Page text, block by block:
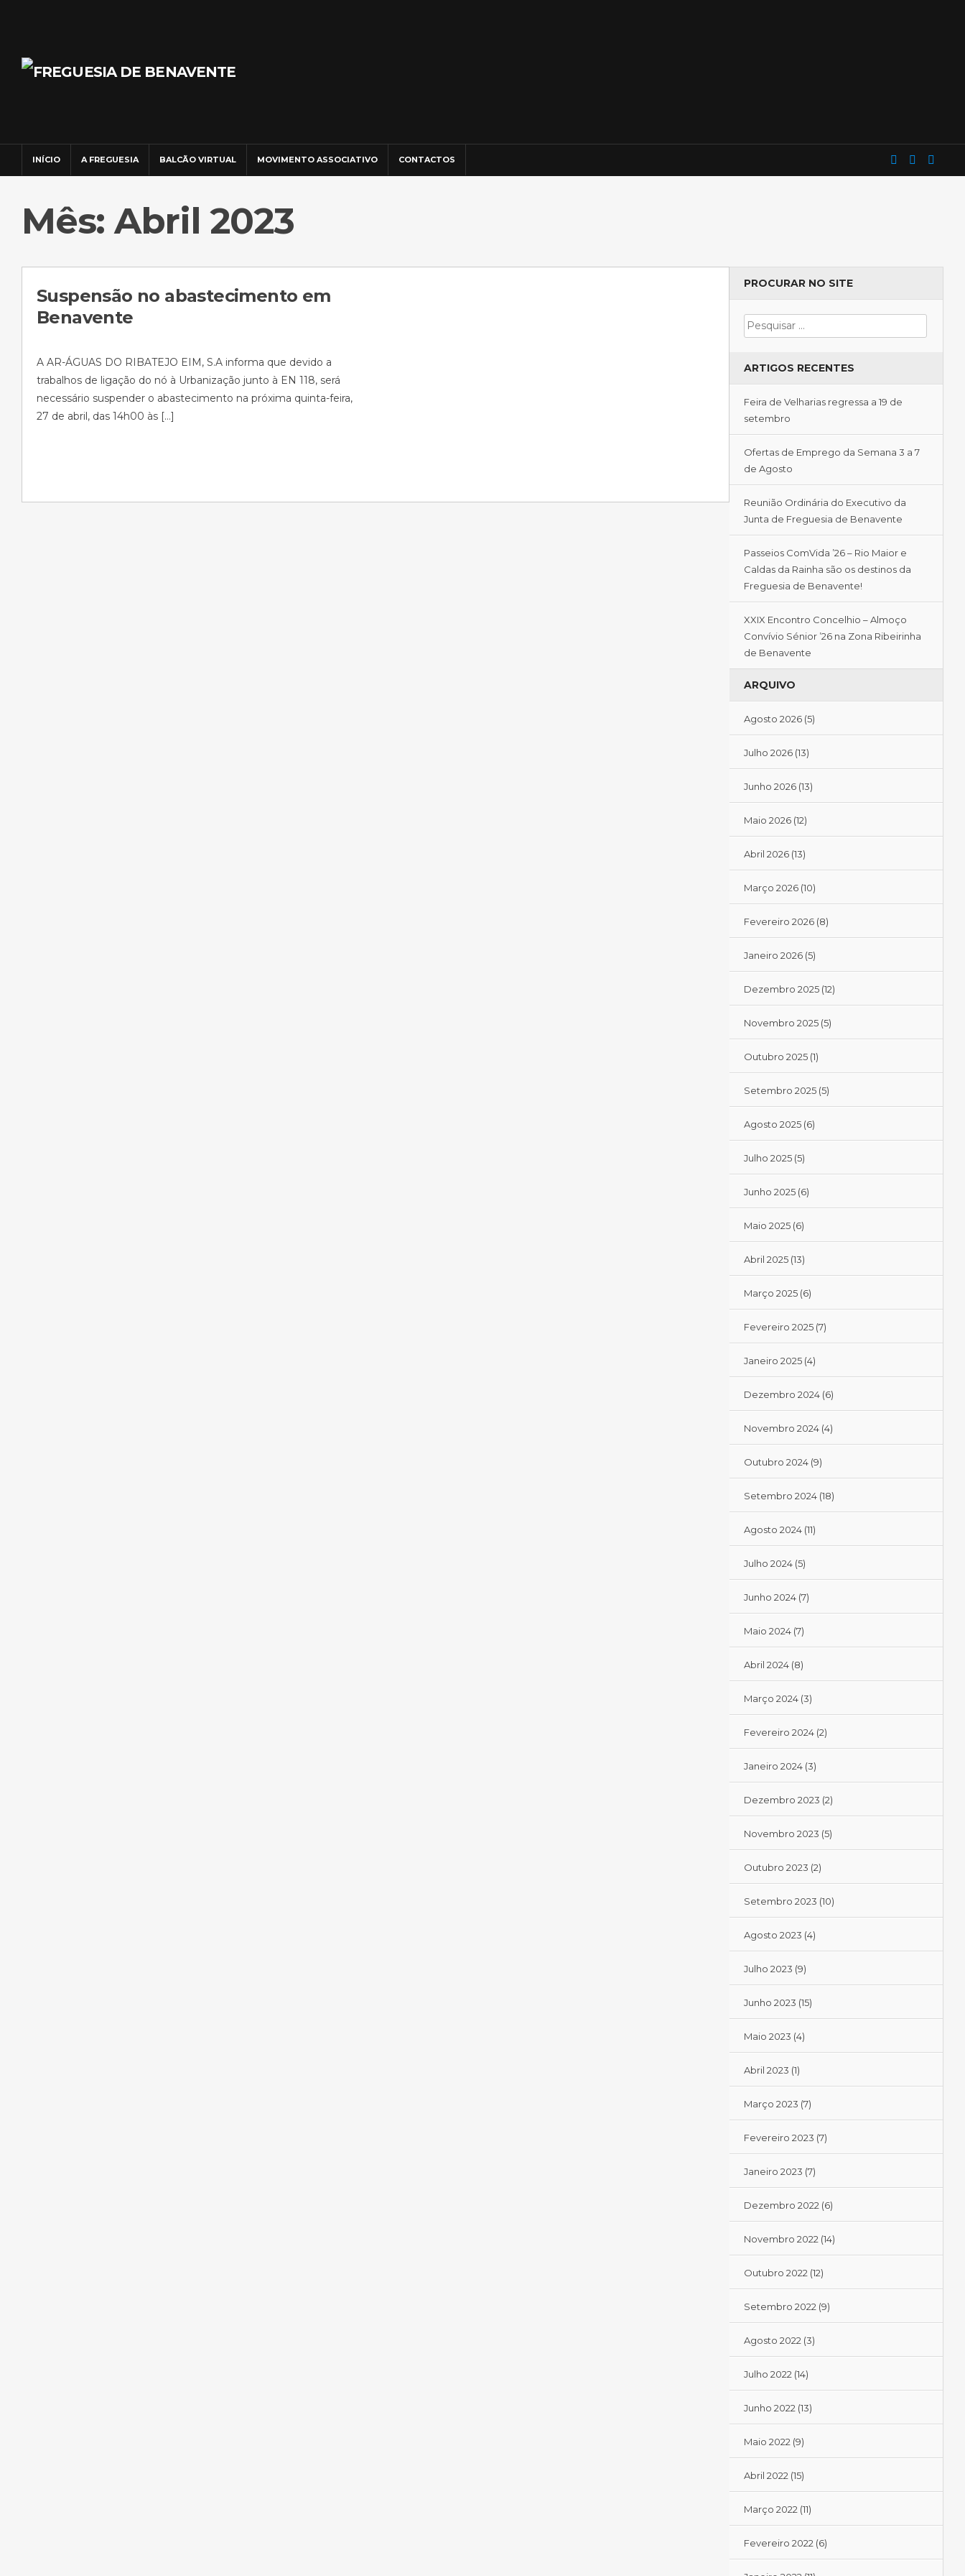
INÍCIO A FREGUESIA BALCÃO VIRTUAL MOVIMENTO ASSOCIATIVO CONTACTOS
Mês: Abril 2023
Suspensão no abastecimento em
Benavente
A AR-ÁGUAS DO RIBATEJO EIM, S.A informa que devido a
trabalhos de ligação do nó à Urbanização junto à EN 118, será
necessário suspender o abastecimento na próxima quinta-feira,
27 de abril, das 14h00 às […]
PROCURAR NO SITE
ARTIGOS RECENTES
Feira de Velharias regressa a 19 de
setembro
Ofertas de Emprego da Semana 3 a 7
de Agosto
Reunião Ordinária do Executivo da
Junta de Freguesia de Benavente
Passeios ComVida ’26 – Rio Maior e
Caldas da Rainha são os destinos da
Freguesia de Benavente!
XXIX Encontro Concelhio – Almoço
Convívio Sénior ’26 na Zona Ribeirinha
de Benavente
ARQUIVO
Agosto 2026(5)
Julho 2026(13)
Junho 2026(13)
Maio 2026(12)
Abril 2026(13)
Março 2026(10)
Fevereiro 2026(8)
Janeiro 2026(5)
Dezembro 2025(12)
Novembro 2025(5)
Outubro 2025(1)
Setembro 2025(5)
Agosto 2025(6)
Julho 2025(5)
Junho 2025(6)
Maio 2025(6)
Abril 2025(13)
Março 2025(6)
Fevereiro 2025(7)
Janeiro 2025(4)
Dezembro 2024(6)
Novembro 2024(4)
Outubro 2024(9)
Setembro 2024(18)
Agosto 2024(11)
Julho 2024(5)
Junho 2024(7)
Maio 2024(7)
Abril 2024(8)
Março 2024(3)
Fevereiro 2024(2)
Janeiro 2024(3)
Dezembro 2023 (2)
Novembro 2023 (5)
Outubro 2023 (2)
Setembro 2023 (10)
Agosto 2023 (4)
Julho 2023 (9)
Junho 2023 (15)
Maio 2023 (4)
Abril 2023 (1)
Março 2023 (7)
Fevereiro 2023 (7)
Janeiro 2023 (7)
Dezembro 2022 (6)
Novembro 2022 (14)
Outubro 2022 (12)
Setembro 2022 (9)
Agosto 2022 (3)
Julho 2022 (14)
Junho 2022 (13)
Maio 2022 (9)
Abril 2022 (15)
Março 2022 (11)
Fevereiro 2022 (6)